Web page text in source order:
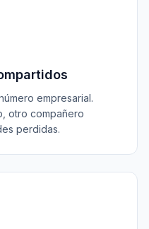
empresarial.
otro compañero
perdidas.